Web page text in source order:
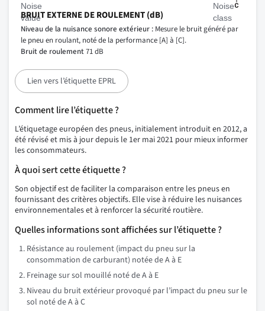
BRUIT EXTERNE DE ROULEMENT (dB)
Niveau de la nuisance sonore extérieur : Mesure le bruit généré par
le pneu en roulant, noté de la performance [A] à [C].
Bruit de roulement71 dB
Lien vers l’étiquette EPRL
Comment lire l’étiquette ?
L’étiquetage européen des pneus, initialement introduit en 2012, a
été révisé et mis à jour depuis le 1er mai 2021 pour mieux informer
les consommateurs.
À quoi sert cette étiquette ?
Son objectif est de faciliter la comparaison entre les pneus en
fournissant des critères objectifs. Elle vise à réduire les nuisances
environnementales et à renforcer la sécurité routière.
Quelles informations sont affichées sur l’étiquette ?
Résistance au roulement (impact du pneu sur la
consommation de carburant) notée de A à E
Freinage sur sol mouillé noté de A à E
Niveau du bruit extérieur provoqué par l’impact du pneu sur le
sol noté de A à C